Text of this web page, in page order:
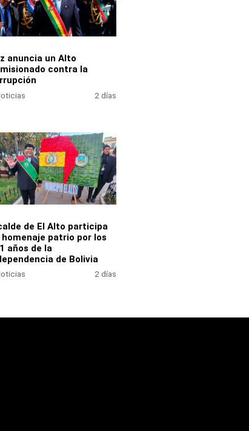
anuncia un Alto
contra la
2 días
de El Alto participa
homenaje patrio por los
años de la
de Bolivia
2 días